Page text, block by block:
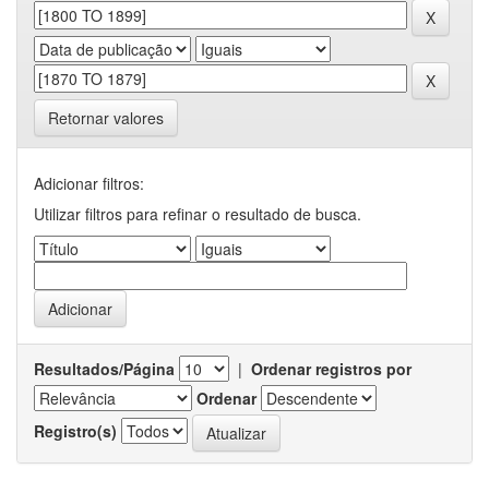
Retornar valores
Adicionar filtros:
Utilizar filtros para refinar o resultado de busca.
Resultados/Página | Ordenar registros por
Ordenar
Registro(s)